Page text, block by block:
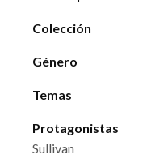
Colección
Género
Temas
Protagonistas
Sullivan